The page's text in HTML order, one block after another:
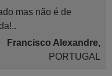
mas não é de
Francisco Alexandre,
PORTUGAL